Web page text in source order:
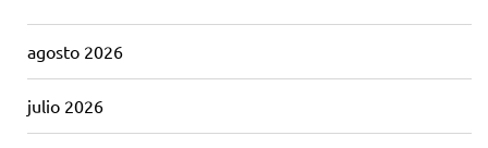
agosto 2026
julio 2026